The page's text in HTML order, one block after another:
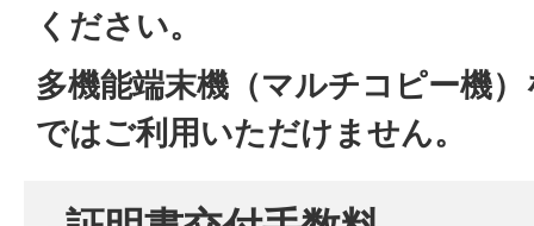
ください。
多機能端末機（マルチコピー機
ではご利用いただけません。